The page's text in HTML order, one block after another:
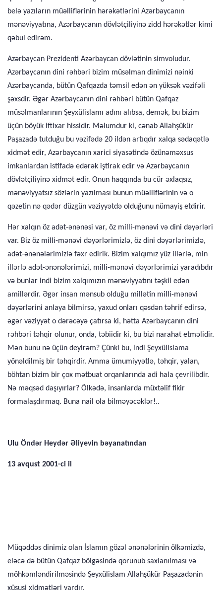
belə yazıların müəlliflərinin hərəkətlərini Azərbaycanın
mənəviyyatına, Azər­baycanın dövlətçiliyinə zidd hərəkətlər kimi
qəbul edirəm.
Azərbaycan Prezidenti Azərbaycan dövlətinin simvoludur.
Azərbaycanın dini rəhbəri bizim müsəlman dinimizi nəinki
Azərbaycanda, bütün Qafqazda təmsil edən ən yüksək vəzifəli
şəxsdir. Əgər Azərbaycanın dini rəhbəri bütün Qafqaz
müsəlmanlarının Şeyxülislamı adını alıbsa, demək, bu bizim
üçün böyük iftixar hissidir. Məlumdur ki, cənab Allahşükür
Paşaza­də tutduğu bu vəzifədə 20 ildən artıqdır xalqa sədaqətlə
xidmət edir, Azərbaycanın xarici siyasətində özünəməxsus
imkanlardan istifadə edərək iştirak edir və Azərbaycanın
dövlətçiliyinə xid­mət edir. Onun haqqında bu cür əxlaqsız,
mənəviyyatsız sözlə­rin yazılması bunun müəlliflərinin və o
qəzetin nə qədər düzgün vəziyyətdə olduğunu nümayiş etdirir.
Hər xalqın öz adət-ənənəsi var, öz milli-mənəvi və dini dəyər­ləri
var. Biz öz milli-mənəvi dəyərlərimizlə, öz dini dəyərləri­mizlə,
adət-ənənələrimizlə fəxr edirik. Bizim xalqımız yüz il­lərlə, min
illərlə adət-ənənələrimizi, milli-mənəvi dəyərlərimizi yaradıbdır
və bunlar indi bizim xalqımızın mənəviyyatını təşkil edən
amillərdir. Əgər insan mənsub olduğu millətin milli-mənə­vi
dəyərlərini anlaya bilmirsə, yaxud onları qəsdən təhrif edir­sə,
əgər vəziyyət o dərəcəyə çatırsa ki, hətta Azərbaycanın dini
rəhbəri təhqir olunur, onda, təbiidir ki, bu bizi narahat etməli­dir.
Mən bunu nə üçün deyirəm? Çünki bu, indi Şeyxülislama
yönəldilmiş bir təhqirdir. Amma ümumiyyətlə, təhqir, yalan,
böhtan bizim bir çox mətbuat orqanlarında adi hala çevrilibdir.
Nə məqsəd daşıyırlar? Ölkədə, insanlarda müxtəlif fikir
formalaşdırmaq. Buna nail ola bilməyəcəklər!..
Ulu Öndər Heydər Əliyevin bəyanatından
13 avqust 2001-ci il
Müqəddəs dinimiz olan İslamın gözəl ənənələrinin ölkəmizdə,
eləcə də bütün Qafqaz bölgəsində qorunub saxlanılması və
möhkəmləndirilməsində Şeyxülislam Allahşükür Paşazadənin
xüsusi xidmətləri vardır.